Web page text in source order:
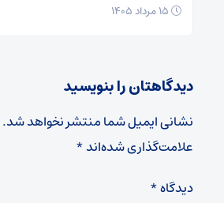
دیدگاهتان را بنویسید
نشانی ایمیل شما منتشر نخواهد شد.
علامت‌گذاری شده‌اند*
دیدگاه*